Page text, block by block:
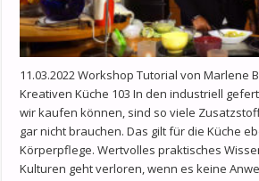
11.03.2022 Workshop Tutorial von Marlene
Kreativen Küche 103 In den industriell
wir kaufen können, sind so viele
gar nicht brauchen. Das gilt für die Küche
Körperpflege. Wertvolles praktisches
Kulturen geht verloren, wenn es keine